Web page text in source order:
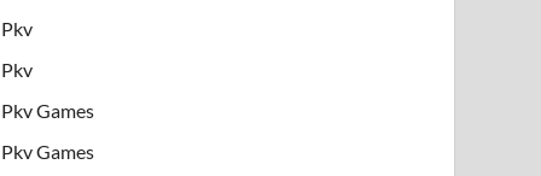
Pkv
Pkv
Pkv Games
Pkv Games